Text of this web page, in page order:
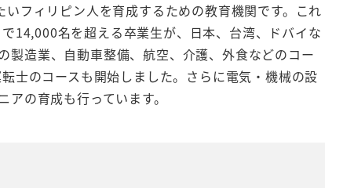
フィリピン人を育成するための教育機関です。これ
14,000名を超える卒業生が、日本、台湾、ドバイな
製造業、自動車整備、航空、介護、外食などのコー
士のコースも開始しました。さらに電気・機械の設
の育成も行っています。